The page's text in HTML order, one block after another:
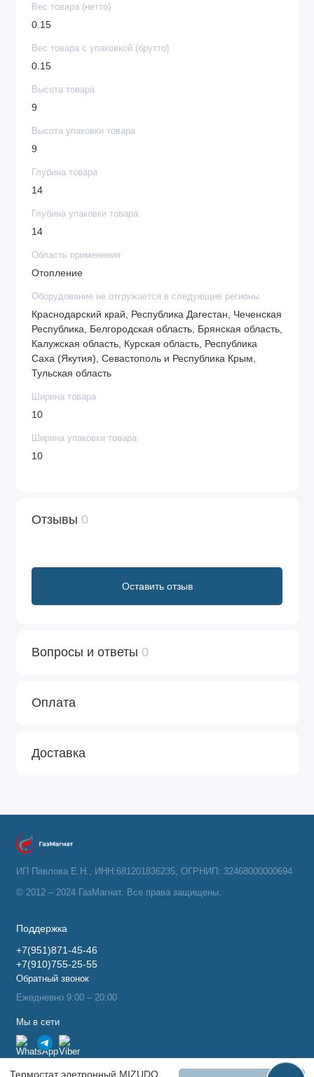
Термостат элетронный MIZUDO беспроводной с Wi-Fi управлением Т19ХWHB-7RF-A PP (TY)
Вес товара (нетто)
0.15
Вес товара с упаковкой (брутто)
0.15
Высота товара
9
Высота упаковки товара
9
Глубина товара
14
Глубина упаковки товара
14
Область применения
Отопление
Оборудование не отгружается в следующие регионы
Краснодарский край, Республика Дагестан, Чеченская
Республика, Белгородская область, Брянская область,
Калужская область, Курская область, Республика
Саха (Якутия), Севастополь и Республика Крым,
Тульская область
Ширина товара
10
Ширина упаковки товара
10
Отзывы 0
Оставить отзыв
Вопросы и ответы 0
Оплата
Доставка
ИП Павлова Е.Н., ИНН:681201836235, ОГРНИП: 32468000000694
© 2012 – 2024 ГазМагнат. Все права защищены.
Поддержка
+7(951)871-45-46
+7(910)755-25-55
Обратный звонок
Ежедневно 9:00 – 20:00
Мы в сети